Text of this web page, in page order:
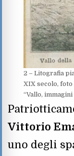
2 – Litografia
XIX secolo, foto
“Vallo,
Vittorio
uno degli